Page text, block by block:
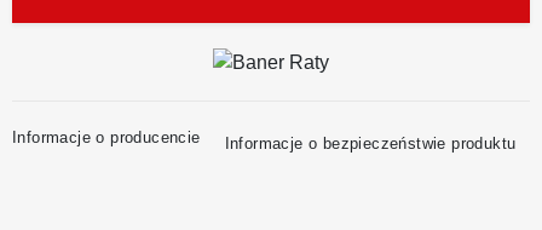
Informacje o producencie Informacje o bezpieczeństwie produktu